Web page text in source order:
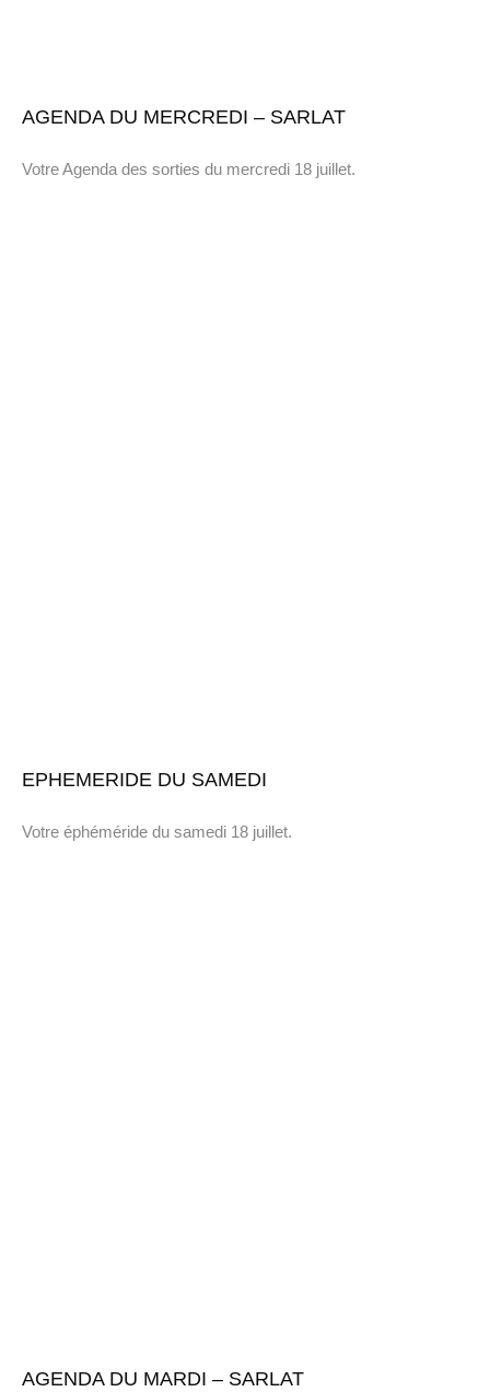
AGENDA DU MERCREDI – SARLAT
Votre Agenda des sorties du mercredi 18 juillet.
EPHEMERIDE DU SAMEDI
Votre éphéméride du samedi 18 juillet.
AGENDA DU MARDI – SARLAT